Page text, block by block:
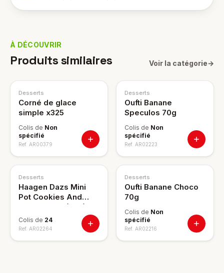
À DÉCOUVRIR
Produits similaires Voir la catégorie→
Desserts
Corné de glace
simple x325
Colis de Non
spécifié
Ref. AR00379
Desserts
Oufti Banane
Speculos 70g
Colis de Non
spécifié
Ref. AR02223
Desserts
Haagen Dazs Mini
Pot Cookies And
Cream 95ml (78g)
Colis de 24
Ref. AR02264
Desserts
Oufti Banane Choco
70g
Colis de Non
spécifié
Ref. AR02216